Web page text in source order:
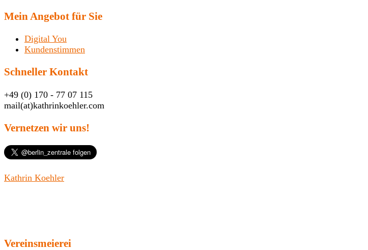
Mein Angebot für Sie
Digital You
Kundenstimmen
Schneller Kontakt
+49 (0) 170 - 77 07 115
mail(at)kathrinkoehler.com
Vernetzen wir uns!
Kathrin Koehler
Vereinsmeierei